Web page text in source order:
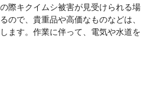
際キクイムシ被害が見受けられる場
ので、貴重品や高価なものなどは、
ます。作業に伴って、電気や水道を